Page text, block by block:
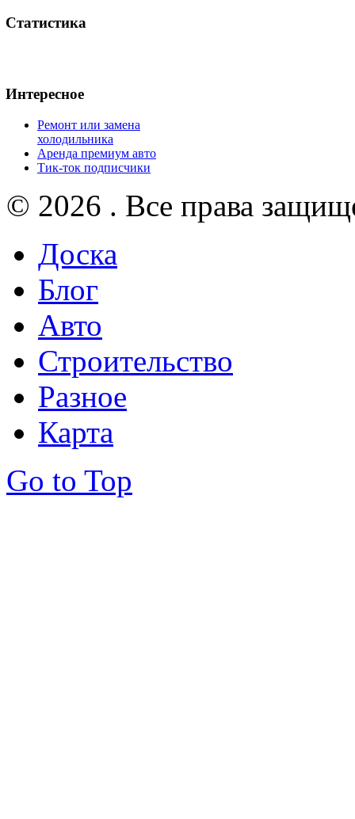
Статистика
Интересное
Ремонт или замена
холодильника
Аренда премиум авто
Тик-ток подписчики
© 2026 . Все права
Доска
Блог
Авто
Строительство
Разное
Карта
Go to Top